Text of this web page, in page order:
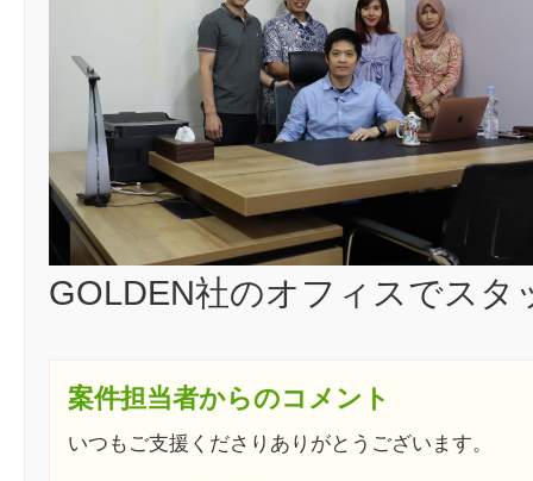
GOLDEN社のオフィスでスタ
案件担当者からのコメント
いつもご支援くださりありがとうございます。